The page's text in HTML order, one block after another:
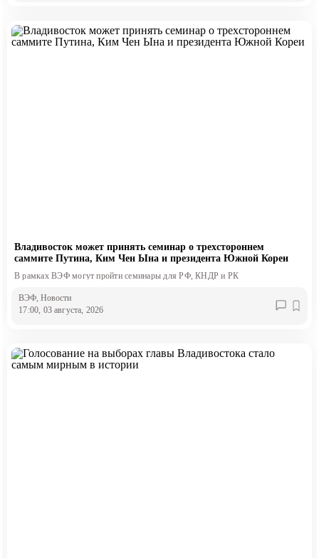
Владивосток может принять семинар о трехстороннем
саммите Путина, Ким Чен Ына и президента Южной Кореи
В рамках ВЭФ могут пройти семинары для РФ, КНДР и РК
ВЭФ, Новости
17:00, 03 августа, 2026